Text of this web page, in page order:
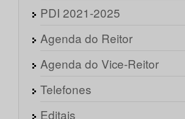
PDI 2021-2025
Agenda do Reitor
Agenda do Vice-Reitor
Telefones
Editais